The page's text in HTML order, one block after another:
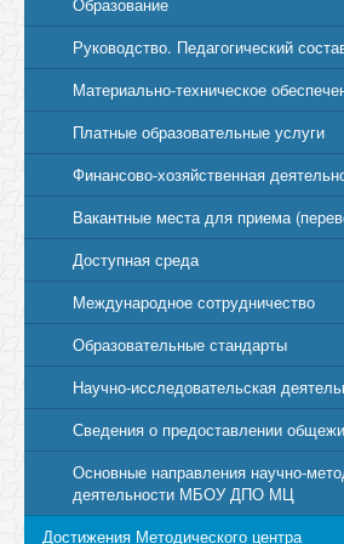
Образование
Руководство. Педагогический
Материально-техническое
Платные образовательные услуги
Финансово-хозяйственная
Вакантные места для приема
Доступная среда
Международное сотрудничество
Образовательные стандарты
Научно-исследовательская
Сведения о предоставлении
Основные направления научно-
деятельности МБОУ ДПО МЦ
Достижения Методического центра